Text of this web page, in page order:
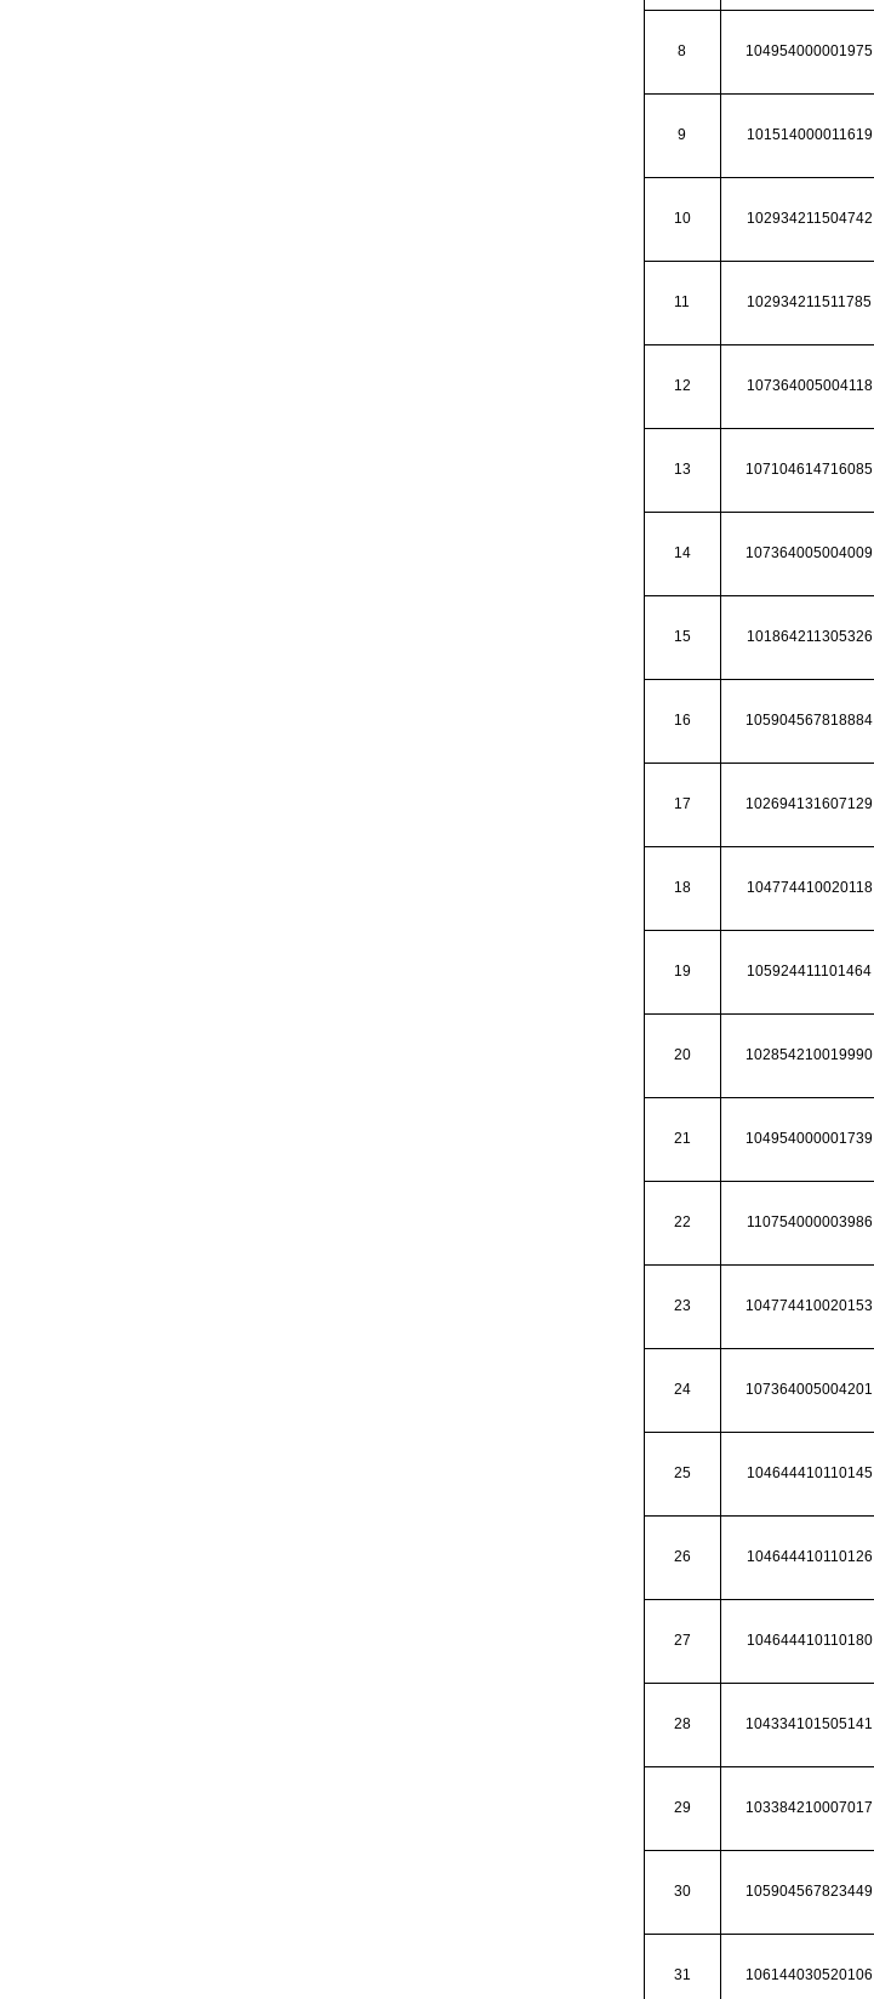
8 104954000001975
9 101514000011619
10 102934211504742
11 102934211511785
12 107364005004118
13 107104614716085
14 107364005004009
15 101864211305326
16 105904567818884
17 102694131607129
18 104774410020118
19 105924411101464
20 102854210019990
21 104954000001739
22 110754000003986
23 104774410020153
24 107364005004201
25 104644410110145
26 104644410110126
27 104644410110180
28 104334101505141
29 103384210007017
30 105904567823449
31 106144030520106